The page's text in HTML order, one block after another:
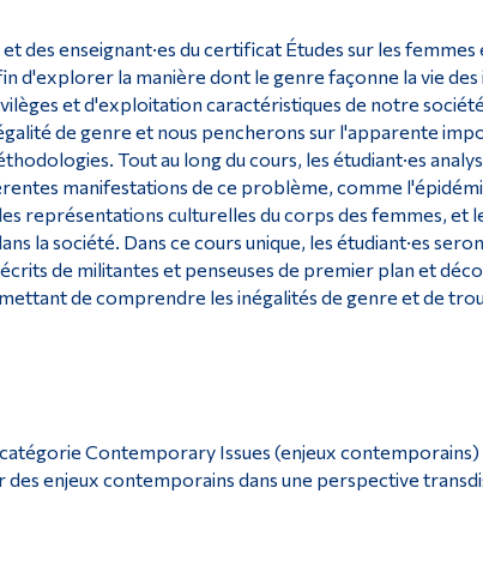
des enseignant·es du certificat Études sur les femmes
d'explorer la manière dont le genre façonne la vie des
et d'exploitation caractéristiques de notre
de genre et nous pencherons sur l'apparente
Tout au long du cours, les étudiant·es
manifestations de ce problème, comme
représentations culturelles du corps des femmes, et
la société. Dans ce cours unique, les étudiant·es
de militantes et penseuses de premier plan et
de comprendre les inégalités de genre et de
Contemporary Issues (enjeux
enjeux contemporains dans une perspective